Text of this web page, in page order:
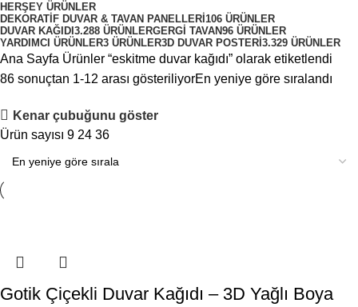
HERŞEY ÜRÜNLER
DEKORATIF DUVAR & TAVAN PANELLERI 106 ÜRÜNLER
DUVAR KAĞIDI 3.288 ÜRÜNLERGERGI TAVAN96 ÜRÜNLER
YARDIMCI ÜRÜNLER3 ÜRÜNLER3D DUVAR POSTERI 3.329 ÜRÜNLER
Ana Sayfa Ürünler “eskitme duvar kağıdı” olarak etiketlendi
86 sonuçtan 1-12 arası gösteriliyorEn yeniye göre sıralandı
Kenar çubuğunu göster
Ürün sayısı 9 24 36
Gotik Çiçekli Duvar Kağıdı – 3D Yağlı Boya